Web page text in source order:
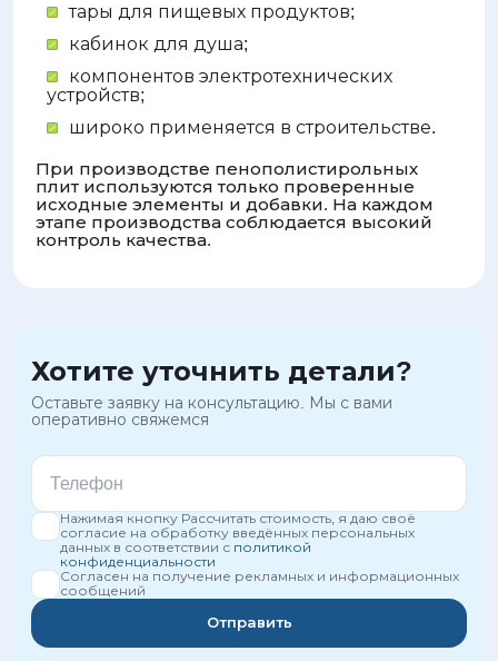
тары для пищевых продуктов;
кабинок для душа;
компонентов электротехнических
устройств;
широко применяется в строительстве.
При производстве пенополистирольных
плит используются только проверенные
исходные элементы и добавки. На каждом
этапе производства соблюдается высокий
контроль качества.
Хотите уточнить детали?
Оставьте заявку на консультацию. Мы с вами
оперативно свяжемся
Нажимая кнопку Рассчитать стоимость, я даю своё
согласие на обработку введённых персональных
данных в соответствии с политикой
конфиденциальности
Согласен на получение рекламных и информационных
сообщений
Отправить